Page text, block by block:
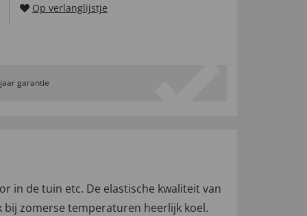
Op verlanglijstje
garantie
in de tuin etc. De elastische kwaliteit van
bij zomerse temperaturen heerlijk koel.